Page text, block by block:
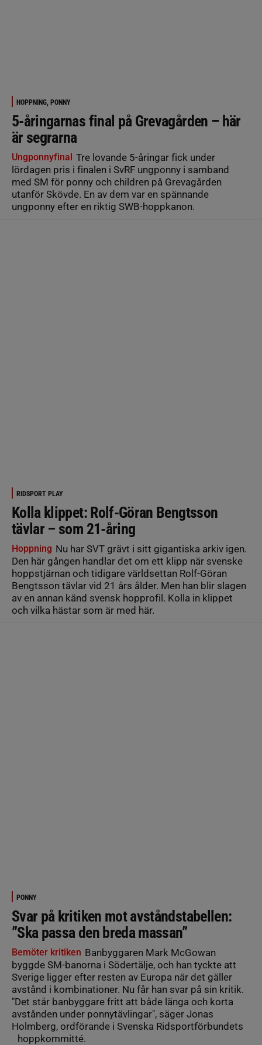
HOPPNING, PONNY
5-åringarnas final på Grevagården – här
är segrarna
Ungponnyfinal Tre lovande 5-åringar fick under
lördagen pris i finalen i SvRF ungponny i samband
med SM för ponny och children på Grevagården
utanför Skövde. En av dem var en spännande
ungponny efter en riktig SWB-hoppkanon.
RIDSPORT PLAY
Kolla klippet: Rolf-Göran Bengtsson
tävlar – som 21-åring
Hoppning Nu har SVT grävt i sitt gigantiska arkiv igen.
Den här gången handlar det om ett klipp när svenske
hoppstjärnan och tidigare världsettan Rolf-Göran
Bengtsson tävlar vid 21 års ålder. Men han blir slagen
av en annan känd svensk hopprofil. Kolla in klippet
och vilka hästar som är med här.
PONNY
Svar på kritiken mot avståndstabellen:
”Ska passa den breda massan”
Bemöter kritiken Banbyggaren Mark McGowan
byggde SM-banorna i Södertälje, och han tyckte att
Sverige ligger efter resten av Europa när det gäller
avstånd i kombinationer. Nu får han svar på sin kritik.
"Det står banbyggare fritt att både länga och korta
avstånden under ponnytävlingar", säger Jonas
Holmberg, ordförande i Svenska Ridsportförbundets
hoppkommitté.